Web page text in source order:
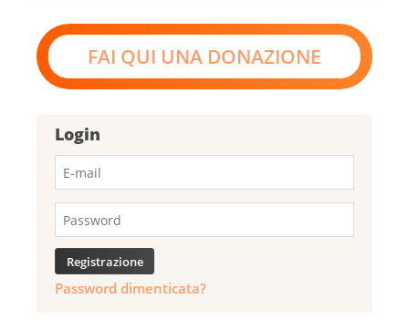
FAI QUI UNA DONAZIONE
Login
Password dimenticata?